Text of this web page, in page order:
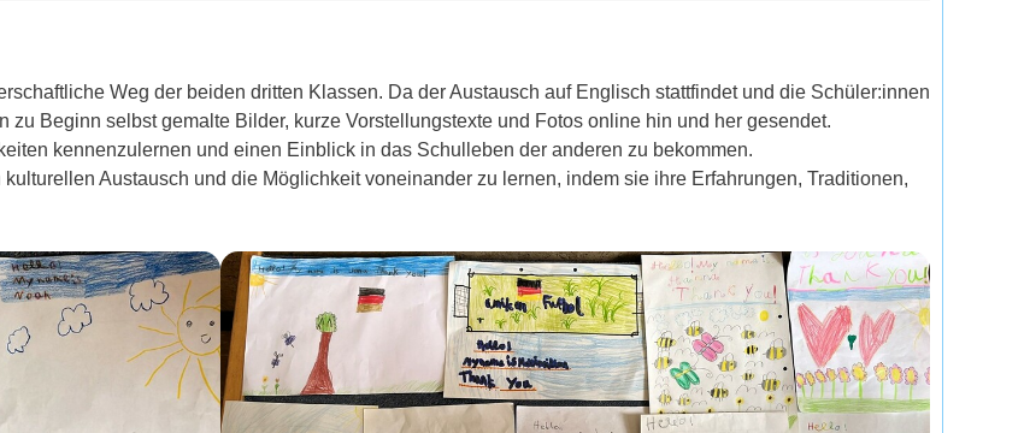
Weg der beiden dritten Klassen. Da der Austausch auf Englisch stattfindet und die Schüler:innen
Beginn selbst gemalte Bilder, kurze Vorstellungstexte und Fotos online hin und her gesendet.
kennenzulernen und einen Einblick in das Schulleben der anderen zu bekommen.
Austausch und die Möglichkeit voneinander zu lernen, indem sie ihre Erfahrungen, Traditionen,